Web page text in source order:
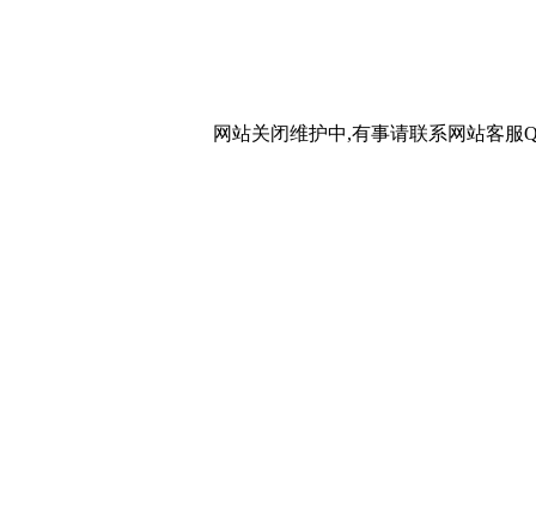
网站关闭维护中,有事请联系网站客服